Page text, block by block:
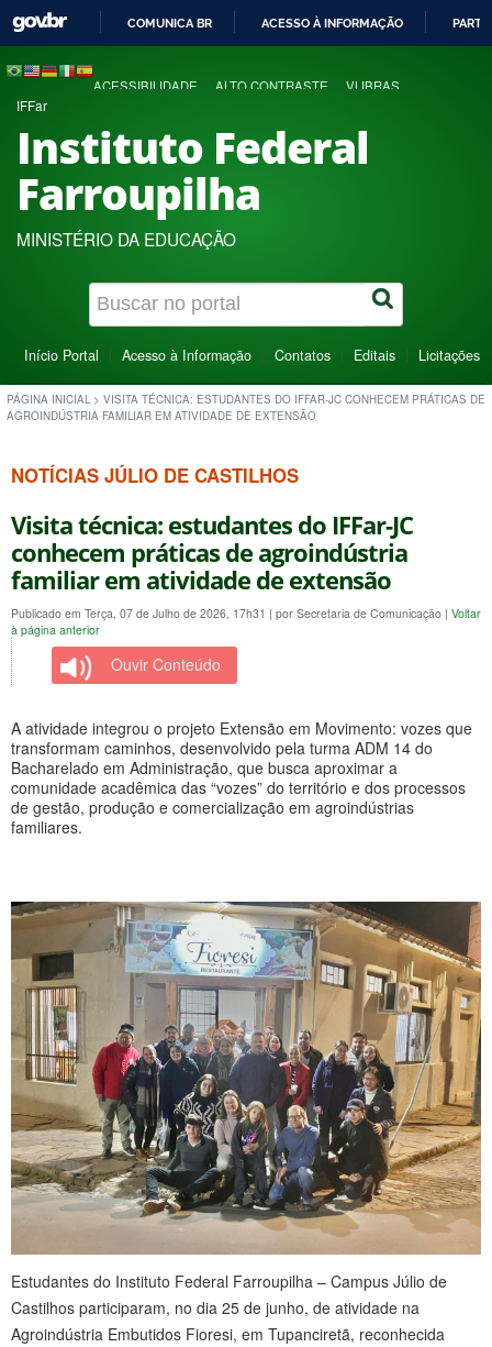
COMUNICA BR ACESSO À INFORMAÇÃO
ACESSIBILIDADE ALTO CONTRASTE VLIBRAS
IFFar
Instituto Federal
Farroupilha
MINISTÉRIO DA EDUCAÇÃO
Início Portal Acesso à Informação Contatos Editais Licitações
PÁGINA INICIAL > VISITA TÉCNICA: ESTUDANTES DO IFFAR-JC CONHECEM PRÁTICAS DE
AGROINDÚSTRIA FAMILIAR EM ATIVIDADE DE EXTENSÃO
NOTÍCIAS JÚLIO DE CASTILHOS
Visita técnica: estudantes do IFFar-JC
conhecem práticas de agroindústria
familiar em atividade de extensão
Publicado em Terça, 07 de Julho de 2026, 17h31 | por Secretaria de Comunicação | Voltar
à página anterior
Ouvir Conteúdo
A atividade integrou o projeto Extensão em Movimento: vozes que
transformam caminhos, desenvolvido pela turma ADM 14 do
Bacharelado em Administração, que busca aproximar a
comunidade acadêmica das “vozes” do território e dos processos
de gestão, produção e comercialização em agroindústrias
familiares.
Estudantes do Instituto Federal Farroupilha – Campus Júlio de
Castilhos participaram, no dia 25 de junho, de atividade na
Agroindústria Embutidos Fioresi, em Tupanciretã, reconhecida